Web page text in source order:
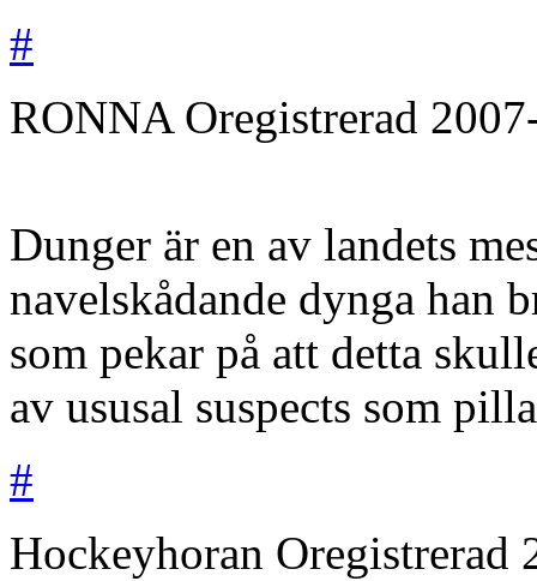
#
RONNA Oregistrerad
Dunger är en av landets
navelskådande dynga han
som pekar på att detta
av ususal suspects som
#
Hockeyhoran Oregistrerad